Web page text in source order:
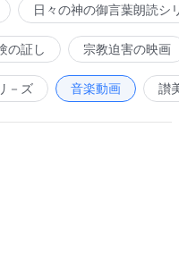
日々の神の御言葉朗読シ
の証し 宗教迫害の映画
－ズ 音楽動画 讃